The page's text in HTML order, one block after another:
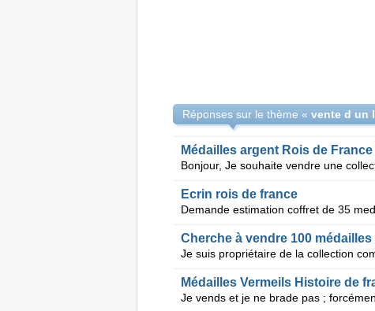
Réponses sur le thème «
Médailles argent Rois de
Ecrin rois de france
Cherche à vendre 100
Médailles Vermeils Histoire de